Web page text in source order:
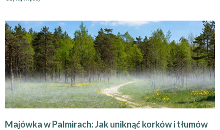
Majówka w Palmirach: Jak uniknąć korków i tłumów